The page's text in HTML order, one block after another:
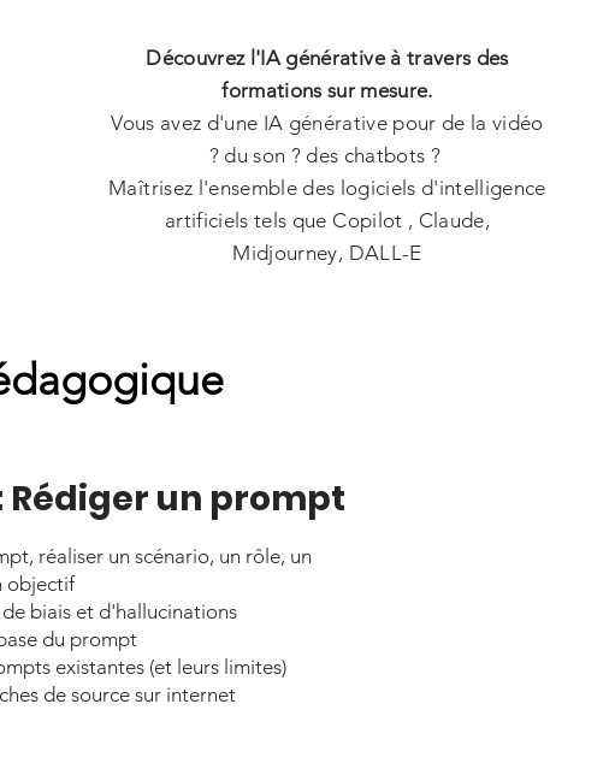
Découvrez l'IA générative à travers des
formations sur mesure.
Vous avez d'une IA générative pour de la vidéo
? du son ? des chatbots ?
Maîtrisez l'ensemble des logiciels d'intelligence
artificiels tels que Copilot , Claude,
Midjourney, DALL-E
Rédiger un prompt
réaliser un scénario, un rôle, un
objectif
biais et d'hallucinations
du prompt
existantes (et leurs limites)
de source sur internet